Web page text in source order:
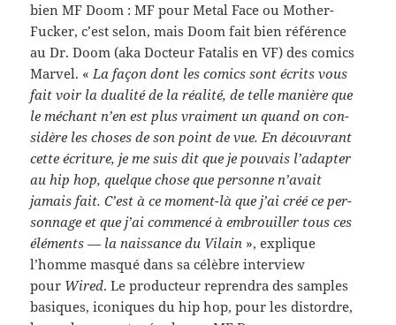
bien MF Doom : MF pour Metal Face ou Moth­er­
Fucker, c’est selon, mais Doom fait bien référence
au Dr. Doom (aka Doc­teur Fatalis en VF) des comics
Mar­vel. «La façon dont les comics sont écrits vous
fait voir la dual­ité de la réal­ité, de telle manière que
le méchant n’en est plus vrai­ment un quand on con­
sid­ère les choses de son point de vue. En décou­vrant
cette écri­t­ure, je me suis dit que je pou­vais l’adapter
au hip hop, quelque chose que per­sonne n’avait
jamais fait. C’est à ce moment-​là que j’ai créé ce per­
son­nage et que j’ai com­mencé à embrouiller tous ces
élé­ments — la nais­sance du Vilain », explique
l’homme masqué dans sa célèbre inter­view
pour Wired. Le pro­duc­teur repren­dra des sam­ples
basiques, iconiques du hip hop, pour les dis­tor­dre,